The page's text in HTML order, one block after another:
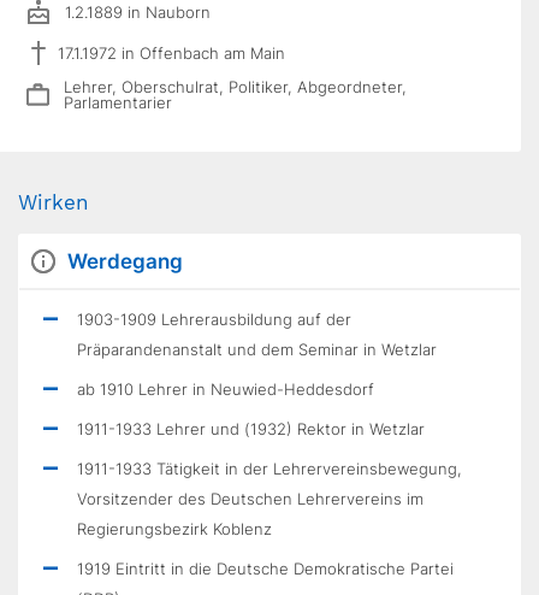
1.2.1889 in Nauborn
17.1.1972 in Offenbach am Main
Lehrer, Oberschulrat, Politiker, Abgeordneter,
Parlamentarier
Wirken
Werdegang
1903-1909 Lehrerausbildung auf der
Präparandenanstalt und dem Seminar in Wetzlar
ab 1910 Lehrer in Neuwied-Heddesdorf
1911-1933 Lehrer und (1932) Rektor in Wetzlar
1911-1933 Tätigkeit in der Lehrervereinsbewegung,
Vorsitzender des Deutschen Lehrervereins im
Regierungsbezirk Koblenz
1919 Eintritt in die Deutsche Demokratische Partei